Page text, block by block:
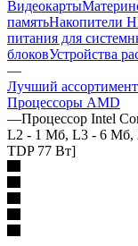
Видеокарты
памятьНакопители
питания для
блоковУстройства
—
Лучший
Процессоры AMD
—Процессор Intel
L2 - 1 Мб, L3 - 6 Мб,
TDP 77 Вт]